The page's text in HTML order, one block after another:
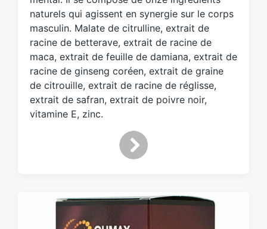
h
naturels qui agissent en synergie sur le corps
masculin. Malate de citrulline, extrait de
racine de betterave, extrait de racine de
maca, extrait de feuille de damiana, extrait de
racine de ginseng coréen, extrait de graine
de citrouille, extrait de racine de réglisse,
extrait de safran, extrait de poivre noir,
vitamine E, zinc.